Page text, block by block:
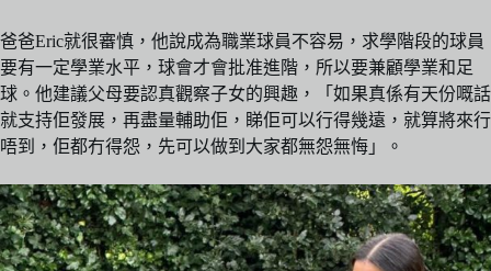
爸爸Eric就很審慎，他說成為職業球員不容易，求學階段的球員
要有一定學業水平，球會才會批准進階，所以要兼顧學業和足
球。他建議父母要認真觀察子女的興趣，「如果真係有天份嘅話
就支持佢發展，再盡量輔助佢，睇佢可以行得幾遠，就算將來行
唔到，佢都冇得怨，先可以做到大家都無怨無悔」。